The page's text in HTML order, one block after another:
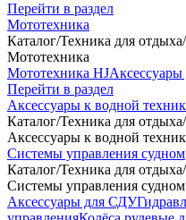
Перейти в раздел
Мототехника
Каталог/Техника для отдыха/
Мототехника
Мототехника HJАксессуары
Перейти в раздел
Аксессуары к водной
Каталог/Техника для отдыха/
Аксессуары к водной
Системы управления судном
Каталог/Техника для отдыха/
Системы управления судном
Аксессуары для СДУ